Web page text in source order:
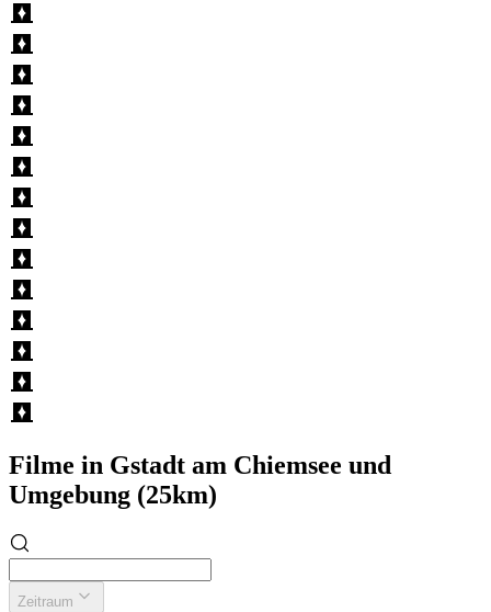
Filme in Gstadt am Chiemsee und
Umgebung (25km)
Zeitraum